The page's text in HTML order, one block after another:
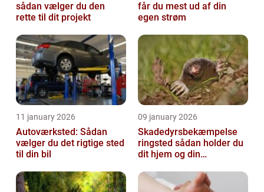
sådan vælger du den
rette til dit projekt
får du mest ud af din
egen strøm
11 january 2026
Autoværksted: Sådan
vælger du det rigtige sted
til din bil
09 january 2026
Skadedyrsbekæmpelse
ringsted sådan holder du
dit hjem og din
gæster